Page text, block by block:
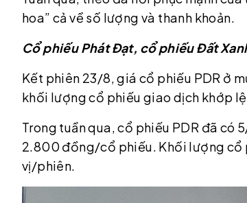
hoa” cả về số lượng và thanh khoản.
Cổ phiếu Phát Đạt, cổ phiếu Đất
Kết phiên 23/8, giá cổ phiếu PDR ở
khối lượng cổ phiếu giao dịch khớp
Trong tuần qua, cổ phiếu PDR đã có
2.800 đồng/cổ phiếu. Khối lượng cổ
vị/phiên.